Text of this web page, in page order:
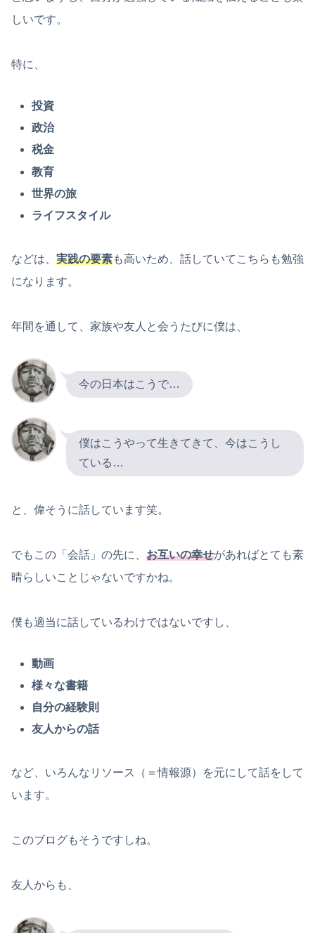
しいです。
特に、
投資
政治
税金
教育
世界の旅
ライフスタイル
などは、 実践の要素も高いため、話していてこちらも勉強
になります。
年間を通して、家族や友人と会うたびに僕は、
今の日本はこうで…
僕はこうやって生きてきて、今はこうし
ている…
と、偉そうに話しています笑。
でもこの「会話」の先に、 お互いの幸せがあればとても素
晴らしいことじゃないですかね。
僕も適当に話しているわけではないですし、
動画
様々な書籍
自分の経験則
友人からの話
など、いろんなリソース（＝情報源）を元にして話をして
います。
このブログもそうですしね。
友人からも、